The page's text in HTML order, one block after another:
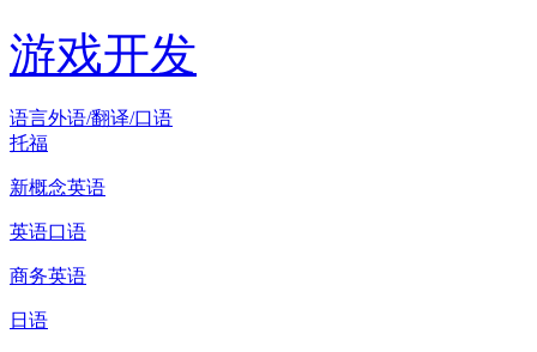
游戏开发
语言外语/翻译/口语
托福
新概念英语
英语口语
商务英语
日语